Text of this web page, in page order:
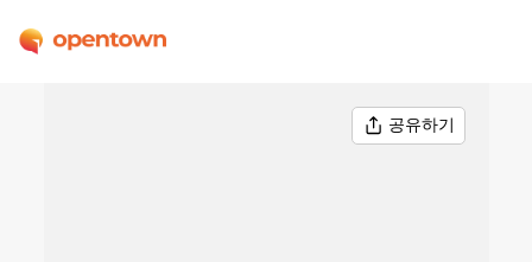
공유하기